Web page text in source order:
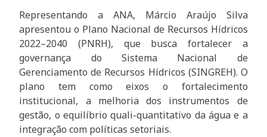
Representando a ANA, Márcio Araújo Silva
apresentou o Plano Nacional de Recursos Hídricos
2022–2040 (PNRH), que busca fortalecer a
governança do Sistema Nacional de
Gerenciamento de Recursos Hídricos (SINGREH). O
plano tem como eixos o fortalecimento
institucional, a melhoria dos instrumentos de
gestão, o equilíbrio quali-quantitativo da água e a
integração com políticas setoriais.